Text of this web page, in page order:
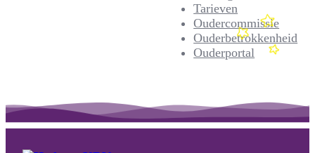
Tarieven
Oudercommissie
Ouderbetrokkenheid
Ouderportal